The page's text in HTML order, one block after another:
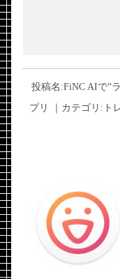
投稿名:FiNC AIで“
プリ
｜カテゴリ: ト